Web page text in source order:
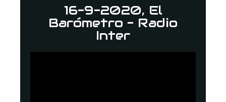
16-9-2020, El
Barómetro - Radio
Inter